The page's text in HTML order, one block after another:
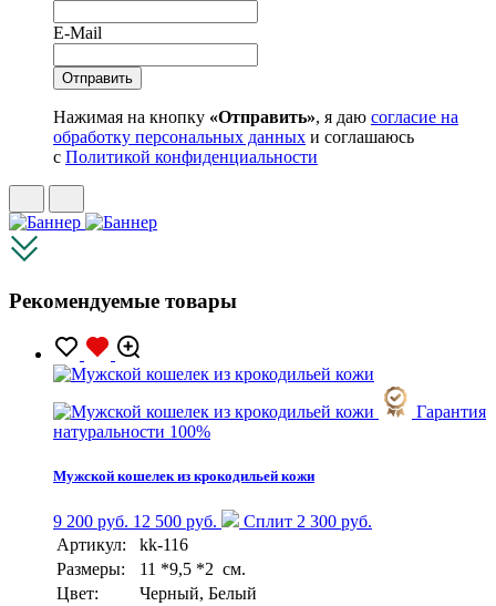
E-Mail
Нажимая на кнопку «Отправить», я даю согласие на
обработку персональных данных и соглашаюсь
с Политикой конфиденциальности
Рекомендуемые товары
Гарантия
натуральности 100%
Мужской кошелек из крокодильей кожи
9 200 руб. 12 500 руб.
Сплит 2 300 руб.
Артикул:
kk-116
Размеры:
11 *9,5 *2 см.
Цвет:
Черный, Белый